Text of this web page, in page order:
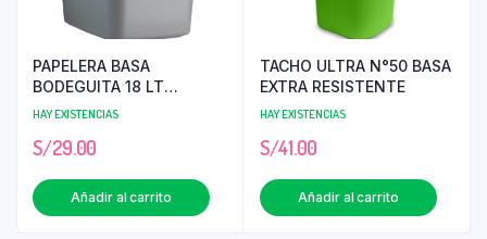
PAPELERA BASA
BODEGUITA 18 LT
AHORRA ESPACIO
HAY EXISTENCIAS
S/29.00
Añadir al carrito
TACHO ULTRA N°50 BASA
EXTRA RESISTENTE
HAY EXISTENCIAS
S/41.00
Añadir al carrito